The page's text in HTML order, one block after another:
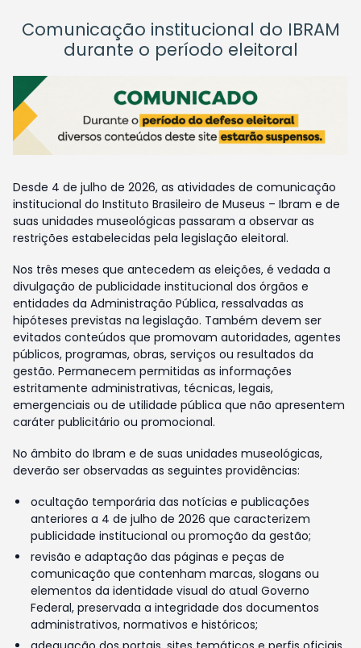
Comunicação institucional do IBRAM
durante o período eleitoral
Desde 4 de julho de 2026, as atividades de comunicação
institucional do Instituto Brasileiro de Museus – Ibram e de
suas unidades museológicas passaram a observar as
restrições estabelecidas pela legislação eleitoral.
Nos três meses que antecedem as eleições, é vedada a
divulgação de publicidade institucional dos órgãos e
entidades da Administração Pública, ressalvadas as
hipóteses previstas na legislação. Também devem ser
evitados conteúdos que promovam autoridades, agentes
públicos, programas, obras, serviços ou resultados da
gestão. Permanecem permitidas as informações
estritamente administrativas, técnicas, legais,
emergenciais ou de utilidade pública que não apresentem
caráter publicitário ou promocional.
No âmbito do Ibram e de suas unidades museológicas,
deverão ser observadas as seguintes providências:
ocultação temporária das notícias e publicações
anteriores a 4 de julho de 2026 que caracterizem
publicidade institucional ou promoção da gestão;
revisão e adaptação das páginas e peças de
comunicação que contenham marcas, slogans ou
elementos da identidade visual do atual Governo
Federal, preservada a integridade dos documentos
administrativos, normativos e históricos;